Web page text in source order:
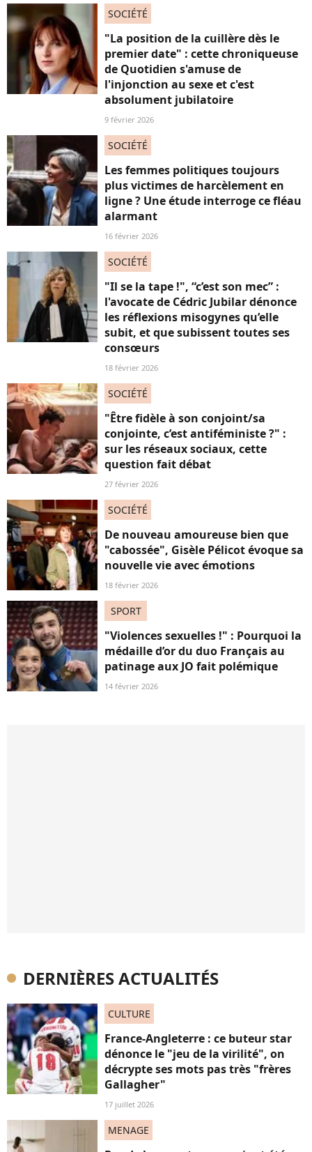
SOCIÉTÉ
"La position de la cuillère dès le
premier date" : cette chroniqueuse
de Quotidien s'amuse de
l'injonction au sexe et c'est
absolument jubilatoire
9 février 2026
SOCIÉTÉ
Les femmes politiques toujours
plus victimes de harcèlement en
ligne ? Une étude interroge ce fléau
alarmant
16 février 2026
SOCIÉTÉ
"Il se la tape !", “c’est son mec” :
l'avocate de Cédric Jubilar dénonce
les réflexions misogynes qu’elle
subit, et que subissent toutes ses
consœurs
18 février 2026
SOCIÉTÉ
"Être fidèle à son conjoint/sa
conjointe, c’est antiféministe ?" :
sur les réseaux sociaux, cette
question fait débat
27 février 2026
SOCIÉTÉ
De nouveau amoureuse bien que
"cabossée", Gisèle Pélicot évoque sa
nouvelle vie avec émotions
18 février 2026
SPORT
"Violences sexuelles !" : Pourquoi la
médaille d’or du duo Français au
patinage aux JO fait polémique
14 février 2026
DERNIÈRES ACTUALITÉS
CULTURE
France-Angleterre : ce buteur star
dénonce le "jeu de la virilité", on
décrypte ses mots pas très "frères
Gallagher"
17 juillet 2026
MENAGE